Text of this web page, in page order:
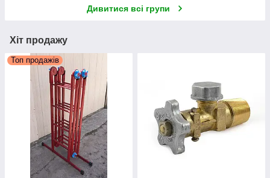
Дивитися всі групи
Хіт продажу
Топ продажів